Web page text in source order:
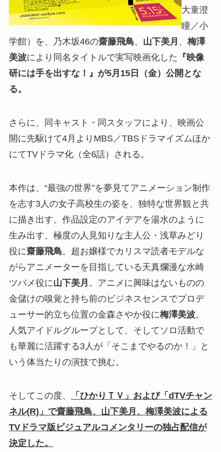
大童澄
瞳／小
学館）を、乃木坂46の齋藤飛鳥、 山下美月 、 梅澤
美波により同名タイトルで実写映画化した 『映像
研には手を出すな！』が5月15日（金）公開とな
る。
さらに、同キャスト・同スタッフにより、映画公
開に先駆けて4月よりMBS／TBSドラマイズムほか
にてTVドラマ化（全6話）される。
本作は、“最強の世界”を夢見てアニメーション制作
を志す3人の女子高校生の姿を、独特な世界観と共
に描き出す。作品設定のアイデアを湯水のように
生み出す、極度の人見知りな主人公・浅草みどり
役に齋藤飛鳥。超お嬢様でカリスマ読者モデルな
がらアニメーターを目指している天真爛漫な水崎
ツバメ役に山下美月 。アニメに興味はないものの
金儲けの嗅覚と持ち前のビジネスセンスでプロデ
ューサー的立ち位置の金森さやか役に梅澤美波。
人気アイドルグループとして、そしてソロ活動で
も華麗に活躍する3人が「そこまでやるのか！」と
いう体当たりの演技で挑む。
そしてこの度、
「ひかりＴＶ」および「dTVチャン
ネル(R)」で齋藤飛鳥、山下美月、梅澤美波による
TVドラマ版ビジュアルコメンタリーの独占配信が
決定した。